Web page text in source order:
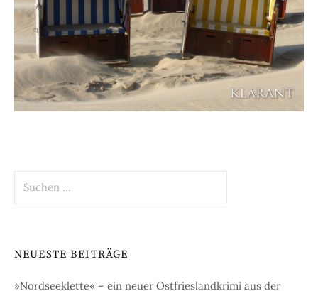
nach:
NEUESTE BEITRÄGE
»Nordseeklette« – ein neuer Ostfrieslandkrimi aus der